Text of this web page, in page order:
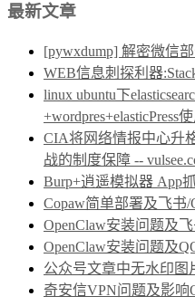
最新文章
[pywxdump] 解密微信
WEB信息刺探利器
linux ubuntu下
+wordpres+elasticPress
CIA将网络情报中心升
战的制度保障 --
Burp+逍遥模拟器 App
Copaw简单部署及飞书/
OpenClaw安装问题及
OpenClaw安装问题及
公众号文章中无水印图
奇安信VPN问题及影响